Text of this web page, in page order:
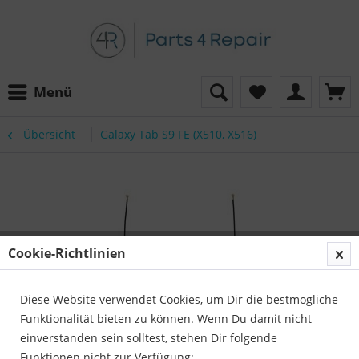
Menü
Übersicht Galaxy Tab S9 FE (X510, X516)
Cookie-Richtlinien
Diese Website verwendet Cookies, um Dir die bestmögliche
Funktionalität bieten zu können. Wenn Du damit nicht
einverstanden sein solltest, stehen Dir folgende